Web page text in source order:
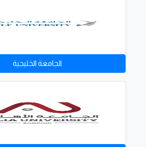
الجامعة الخليجية